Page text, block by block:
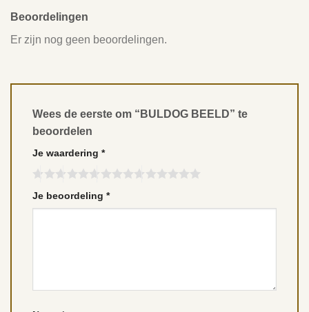
Beoordelingen
Er zijn nog geen beoordelingen.
Wees de eerste om “BULDOG BEELD” te
beoordelen
Je waardering *
Je beoordeling *